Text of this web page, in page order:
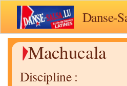
Danse-
Machucala
Discipline :